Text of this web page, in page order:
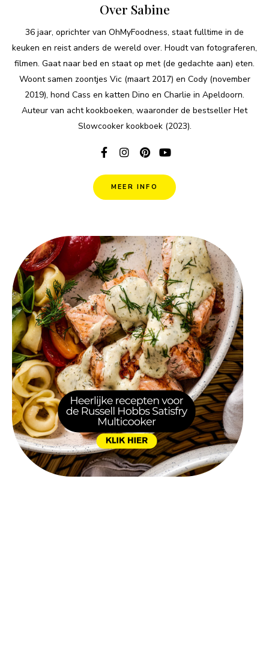
Over Sabine
36 jaar, oprichter van OhMyFoodness, staat fulltime in de
keuken en reist anders de wereld over. Houdt van fotograferen,
filmen. Gaat naar bed en staat op met (de gedachte aan) eten.
Woont samen zoontjes Vic (maart 2017) en Cody (november
2019), hond Cass en katten Dino en Charlie in Apeldoorn.
Auteur van acht kookboeken, waaronder de bestseller Het
Slowcooker kookboek (2023).
MEER INFO